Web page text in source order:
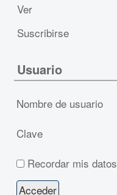
Ver
Suscribirse
Usuario
Nombre de usuario
Clave
Recordar mis datos